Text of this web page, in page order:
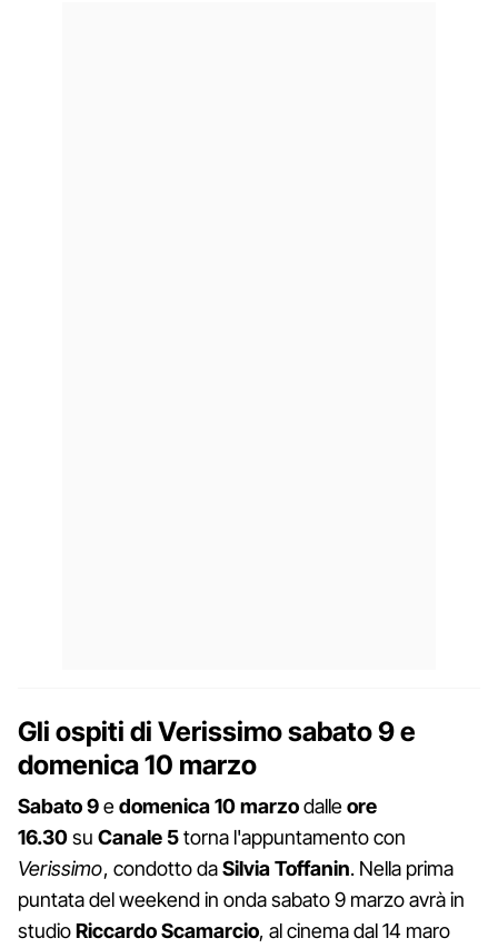
Gli ospiti di Verissimo sabato 9 e
domenica 10 marzo
Sabato 9edomenica 10 marzodalleore
16.30su Canale 5torna l'appuntamento con
Verissimo, condotto daSilvia Toffanin. Nella prima
puntata del weekend in onda sabato 9 marzo avrà in
studioRiccardo Scamarcio, al cinema dal 14 maro